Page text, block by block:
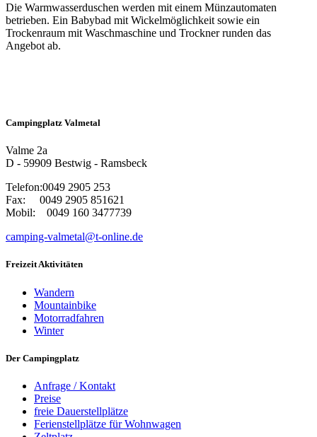
Die Warmwasserduschen werden mit einem Münzautomaten
betrieben. Ein Babybad mit Wickelmöglichkeit sowie ein
Trockenraum mit Waschmaschine und Trockner runden das
Angebot ab.
Campingplatz Valmetal
Valme 2a
D - 59909 Bestwig - Ramsbeck
Telefon:0049 2905 253
Fax: 0049 2905 851621
Mobil: 0049 160 3477739
camping-valmetal@t-online.de
Freizeit Aktivitäten
Wandern
Mountainbike
Motorradfahren
Winter
Der Campingplatz
Anfrage / Kontakt
Preise
freie Dauerstellplätze
Ferienstellplätze für Wohnwagen